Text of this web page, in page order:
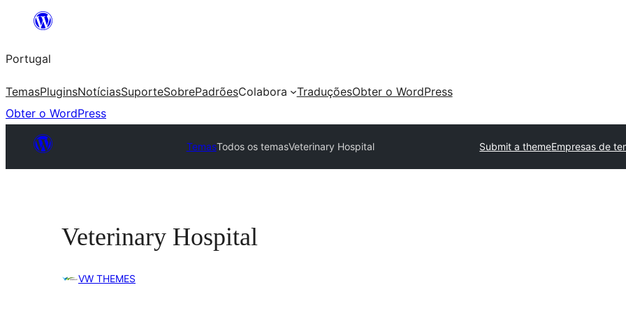
Saltar
o
conteúdo
Portugal
TemasPluginsNotíciasSuporteSobrePadrõesColabora TraduçõesObter o WordPress
Obter o WordPress
TemasTodos os temasVeterinary Hospital Submit a themeEmpresas de
Veterinary Hospital
VW THEMES